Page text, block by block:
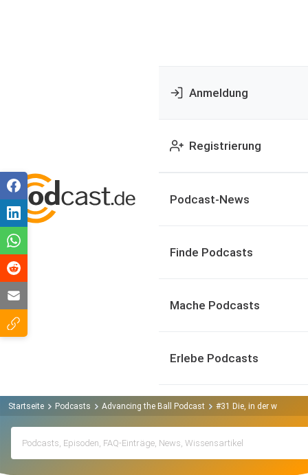
Anmeldung
Registrierung
Podcast-News
Finde Podcasts
Mache Podcasts
Erlebe Podcasts
Startseite Podcasts Advancing the Ball Podcast #31 Die, in der wir